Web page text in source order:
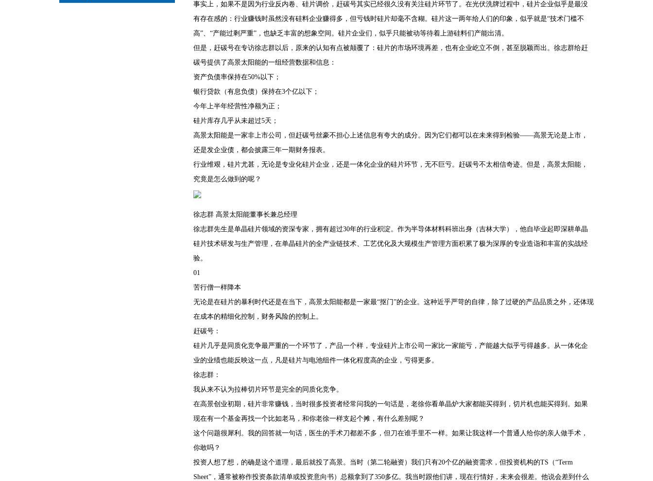
事实上，如果不是因为行业反内卷、硅片调价，赶碳号其实已经很久没有关注硅片环节了。在光伏洗牌过程中，硅片企业似乎是最没
有存在感的：行业赚钱时虽然没有硅料企业赚得多，但亏钱时硅片却毫不含糊。硅片这一两年给人们的印象，似乎就是“技术门槛不
高”、“产能过剩严重”，也缺乏丰富的想象空间。硅片企业们，似乎只能被动等待着上游硅料们产能出清。
但是，赶碳号在专访徐志群以后，原来的认知有点被颠覆了：硅片的市场环境再差，也有企业屹立不倒，甚至脱颖而出。徐志群给赶
碳号提供了高景太阳能的一组经营数据和信息：
资产负债率保持在50%以下；
银行贷款（有息负债）保持在3个亿以下；
今年上半年经营性净额为正；
硅片库存几乎从未超过5天；
高景太阳能是一家非上市公司，但赶碳号丝豪不担心上述信息有夸大的成分。因为它们都可以在未来得到检验——高景无论是上市，
还是发企业债，都会披露三年一期财务报表。
行业维艰，硅片尤甚，无论是专业化硅片企业，还是一体化企业的硅片环节，无不巨亏。赶碳号不太相信奇迹。但是，高景太阳能，
究竟是怎么做到的呢？
徐志群 高景太阳能董事长兼总经理
徐志群先生是单晶硅片领域的资深专家，拥有超过30年的行业积淀。作为半导体材料科班出身（吉林大学），他自毕业起即深耕单晶
硅片技术研发与生产管理，在单晶硅片的全产业链技术、工艺优化及大规模生产管理方面积累了极为深厚的专业造诣和丰富的实战经
验。
01
苦行僧一样降本
无论是在硅片的暴利时代还是在当下，高景太阳能都是一家最“抠门”的企业。这种近乎严苛的自律，除了过硬的产品品质之外，还体现
在成本的精细化控制，财务风险的控制上。
赶碳号：
硅片几乎是同质化竞争最严重的一个环节了，产品一个样，专业硅片上市公司一家比一家能亏，产能越大似乎亏得越多。从一体化企
业的业绩也能反映这一点，凡是硅片与电池组件一体化程度高的企业，亏得更多。
徐志群：
我从来不认为拉棒切片环节是完全的同质化竞争。
在高景创业初期，硅片非常赚钱，当时很多投资者经常问我的一句话是，老徐你看单晶炉大家都能买得到，切片机也能买得到。如果
现在有一个基金再找一个比如老马，和你老徐一样支起个摊，有什么差别呢？
这个问题很犀利。我的回答就一句话，医生的手术刀都差不多，但刀在谁手里不一样。如果让我这样一个普通人给你的亲人做手术，
你敢吗？
投资人想了想，的确是这个道理，最后就投了高景。当时（第二轮融资）我们只有20个亿的融资需求，但投资机构的TS（“Term
Sheet”，通常被称作投资条款清单或投资意向书）总额拿到了350多亿。我当时跟他们讲，现在行情好，未来会很差。他说会差到什么